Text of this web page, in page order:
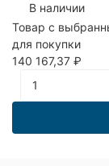
В наличии
Товар с
для покупки
140 167,37 ₽